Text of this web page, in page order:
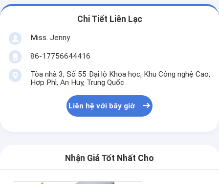
Chi Tiết Liên Lạc
Miss. Jenny
86-17756644416
Tòa nhà 3, Số 55 Đại lộ Khoa học, Khu Công nghệ Cao,
Hợp Phì, An Huy, Trung Quốc
Liên hệ với bây giờ
Nhận Giá Tốt Nhất Cho